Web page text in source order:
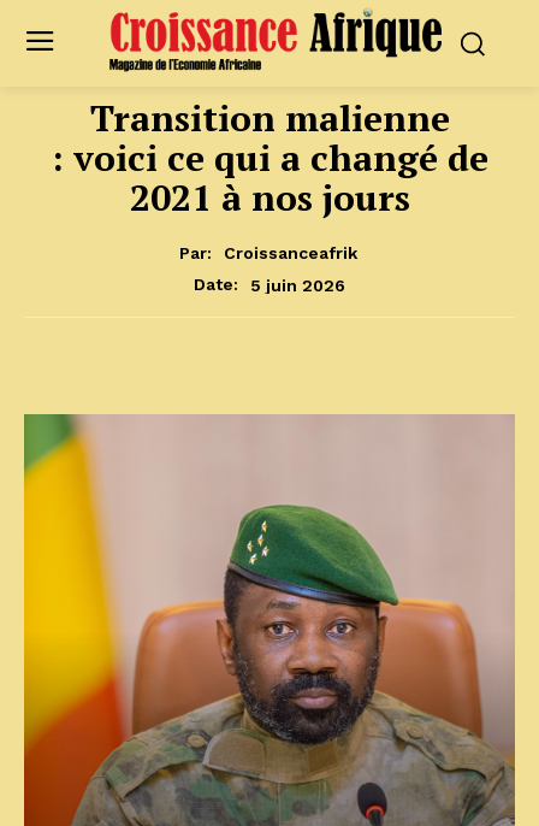
Transition malienne
: voici ce qui a changé de
2021 à nos jours
Par:
Croissanceafrik
Date:
5 juin 2026